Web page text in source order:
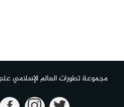
مجموعة تطورات العالم الإسلامي